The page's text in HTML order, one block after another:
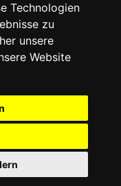
Technologien
zu
unsere
Website